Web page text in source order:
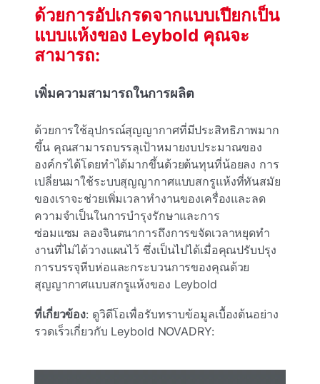
ด้วยการอัปเกรดจากแบบเปียกเป็น
แบบแห้งของ Leybold คุณจะ
สามารถ:
เพิ่มความสามารถในการผลิต
ด้วยการใช้อุปกรณ์สุญญากาศที่มีประสิทธิภาพมาก
ขึ้น คุณสามารถบรรลุเป้าหมายงบประมาณของ
องค์กรได้โดยทําได้มากขึ้นด้วยต้นทุนที่น้อยลง การ
เปลี่ยนมาใช้ระบบสุญญากาศแบบสกรูแห้งที่ทันสมัย
ของเราจะช่วยเพิ่มเวลาทํางานของเครื่องและลด
ความจําเป็นในการบํารุงรักษาและการ
ซ่อมแซม ลองจินตนาการถึงการขจัดเวลาหยุดทํา
งานที่ไม่ได้วางแผนไว้ ซึ่งเป็นไปได้เมื่อคุณปรับปรุง
การบรรจุหีบห่อและกระบวนการของคุณด้วย
สุญญากาศแบบสกรูแห้งของ Leybold
ที่เกี่ยวข้อง: ดูวิดีโอเพื่อรับทราบข้อมูลเบื้องต้นอย่าง
รวดเร็วเกี่ยวกับ Leybold NOVADRY: